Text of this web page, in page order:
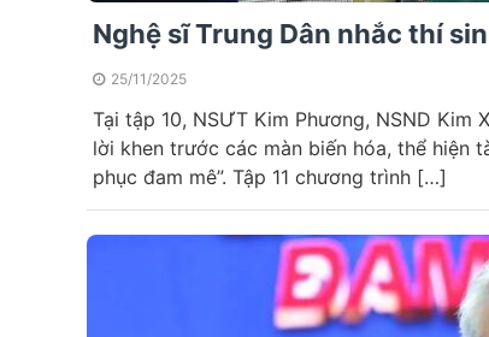
Nghệ sĩ Trung Dân nhắc thí
25/11/2025
Tại tập 10, NSƯT Kim Phương, NSND Kim
lời khen trước các màn biến hóa, thể hiện
phục đam mê”. Tập 11 chương trình […]